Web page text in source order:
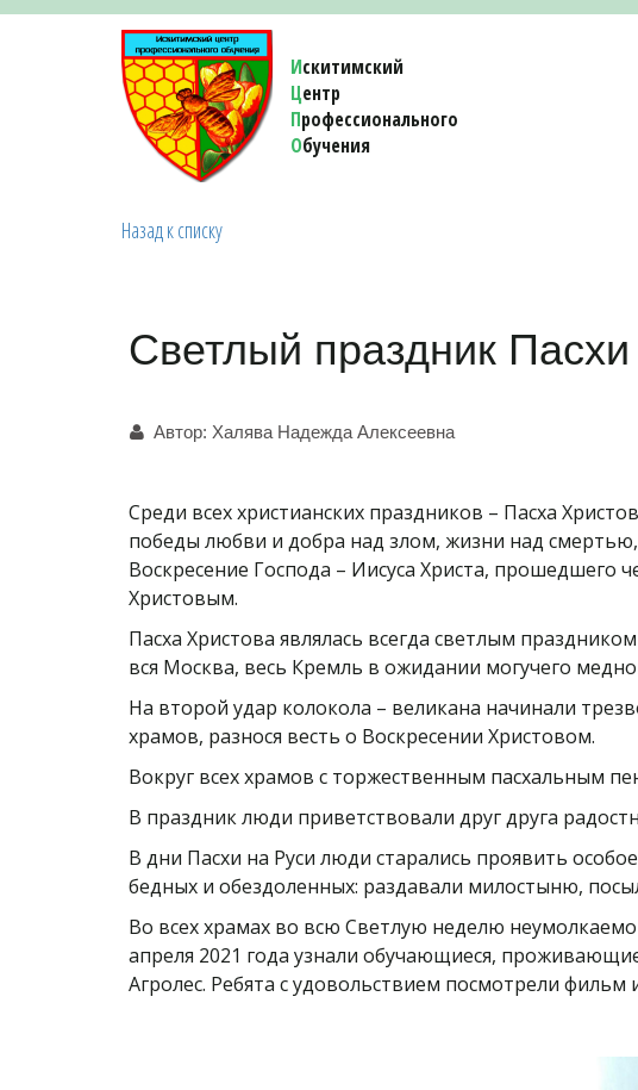
Искитимский
Центр
Профессионального
Обучения
Назад к списку
Светлый праздник Пасхи
Автор: Халява Надежда Алексеевна
Среди всех христианских праздников – Пасха
победы любви и добра над злом, жизни над
Воскресение Господа – Иисуса Христа,
Христовым.
Пасха Христова являлась всегда светлым
вся Москва, весь Кремль в ожидании могучего
На второй удар колокола – великана начинали
храмов, разнося весть о Воскресении Христовом.
Вокруг всех храмов с торжественным пасхальным
В праздник люди приветствовали друг друга
В дни Пасхи на Руси люди старались проявить
бедных и обездоленных: раздавали милостыню,
Во всех храмах во всю Светлую неделю
апреля 2021 года узнали обучающиеся,
Агролес. Ребята с удовольствием посмотрели